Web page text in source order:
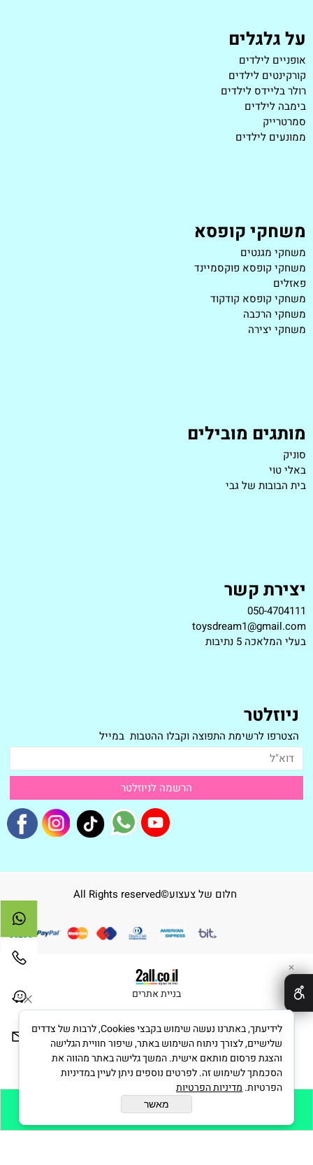
הוסף לסל
על גלגלים
אופניים לילדים
קורקינטים לילדים
רולר בליידס לילדים
בימבה לילדים
סמרטרייק
ממונעים לילדים
משחקי קופסא
משחקי מגנטים
משחקי קופסא פוקסמיינד
פאזלים
משחקי קופסא קודקוד
משחקי הרכבה
משחקי יצירה
מותגים מובילים
סוניק
באלי טוי
בית הבובות של גבי
יצירת קשר
050-4704111
toysdream1@gmail.com
בעלי המלאכה 5 נתיבות
ניוזלטר
הצטרפו לרשימת התפוצה וקבלו ההטבות במייל
חלום של צעצוע©All Rights reserved
בניית אתרים
✕
לידיעתך, באתרנו נעשה שימוש בקבצי Cookies, לרבות של צדדים
שלישיים, לצורך ניתוח השימוש באתר, שיפור חוויית הגלישה
והצגת פרסום מותאם אישית. המשך גלישה באתר מהווה את
הסכמתך לשימוש זה. לפרטים נוספים ניתן לעיין במדיניות
הפרטיות. מדיניות הפרטיות
מאשר